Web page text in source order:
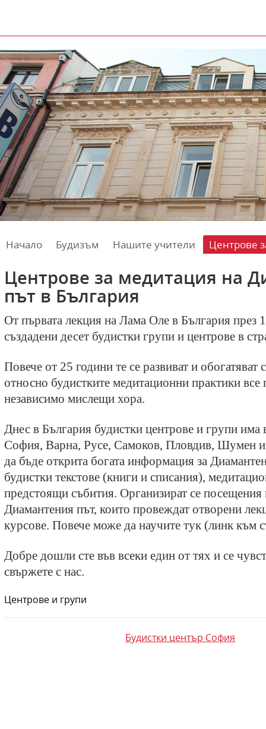
Начало Будизъм Нашите учители Центрове
Центрове за медитация на
път в България
От първата лекция на Лама Оле в България през
създадени десет будистки групи и центрове в
Повече от 25 години те се развиват и обогатяват
относно будистките медитационни практики все
независимо мислещи хора.
Днес в България будистки центрове и групи има
София, Варна, Русе, Самоков, Пловдив, Шумен
да бъде открита богата информация за
будистки текстове (книги и списания),
предстоящи събития. Организират се посещения
Диамантения път, които провеждат отворени
курсове. Повече може да научите тук (линк към
Добре дошли сте във всеки един от тях и се
свържете с нас.
Центрове и групи
Будистки център София